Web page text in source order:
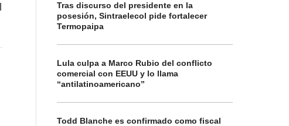
Tras discurso del presidente en la
posesión, Sintraelecol pide fortalecer
Termopaipa
Lula culpa a Marco Rubio del conflicto
comercial con EEUU y lo llama
“antilatinoamericano”
Todd Blanche es confirmado como fiscal